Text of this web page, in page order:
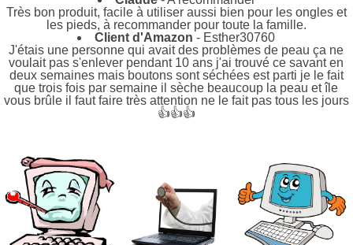
Très bon produit, facile à utiliser aussi bien pour les ongles et
les pieds, à recommander pour toute la famille.
Client d'Amazon - Esther30760
J'étais une personne qui avait des problèmes de peau ça ne
voulait pas s'enlever pendant 10 ans j'ai trouvé ce savant en
deux semaines mais boutons sont séchées est parti je le fait
que trois fois par semaine il sèche beaucoup la peau et île
vous brûle il faut faire très attention ne le fait pas tous les jours
👍👍👍